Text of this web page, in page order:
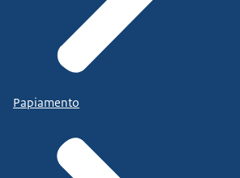
Papiamento